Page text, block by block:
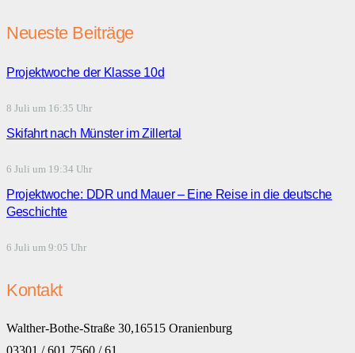
Neueste Beiträge
Projektwoche der Klasse 10d
8 Juli um 16:35 Uhr
Skifahrt nach Münster im Zillertal
6 Juli um 19:34 Uhr
Projektwoche: DDR und Mauer – Eine Reise in die deutsche
Geschichte
6 Juli um 9:05 Uhr
Kontakt
Walther-Bothe-Straße 30,16515 Oranienburg
03301 / 601 7560 / 61